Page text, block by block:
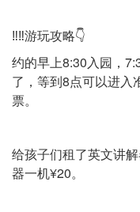
‼️‼️游玩攻略👇
约的早上8:30入园，
了，等到8点可以进入
票。
给孩子们租了英文讲
器一机¥20。